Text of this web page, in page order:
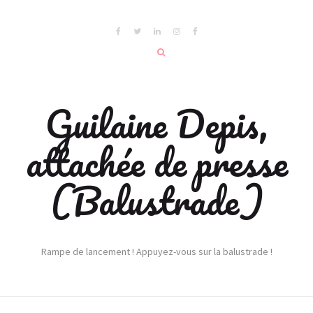
Guilaine Depis,
attachée de presse
(Balustrade)
Rampe de lancement ! Appuyez-vous sur la balustrade !